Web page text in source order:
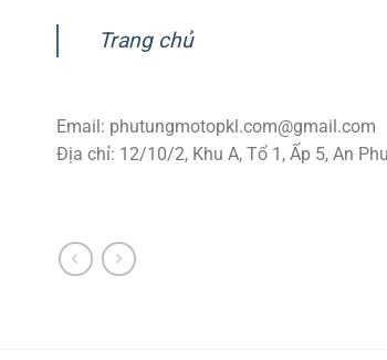
Trang chủ
Email: phutungmotopkl.com@gmail.com
Địa chỉ: 12/10/2, Khu A, Tổ 1, Ấp 5, An